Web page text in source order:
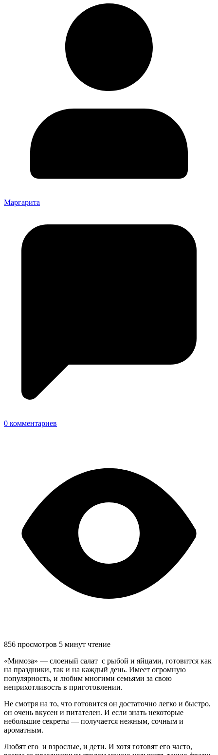
Маргарита
0 комментариев
856 просмотров 5 минут чтение
«Мимоза» — слоеный салат с рыбой и яйцами, готовится как
на праздники, так и на каждый день. Имеет огромную
популярность, и любим многими семьями за свою
неприхотливость в приготовлении.
Не смотря на то, что готовится он достаточно легко и быстро,
он очень вкусен и питателен. И если знать некоторые
небольшие секреты — получается нежным, сочным и
ароматным.
Любят его и взрослые, и дети. И хотя готовят его часто,